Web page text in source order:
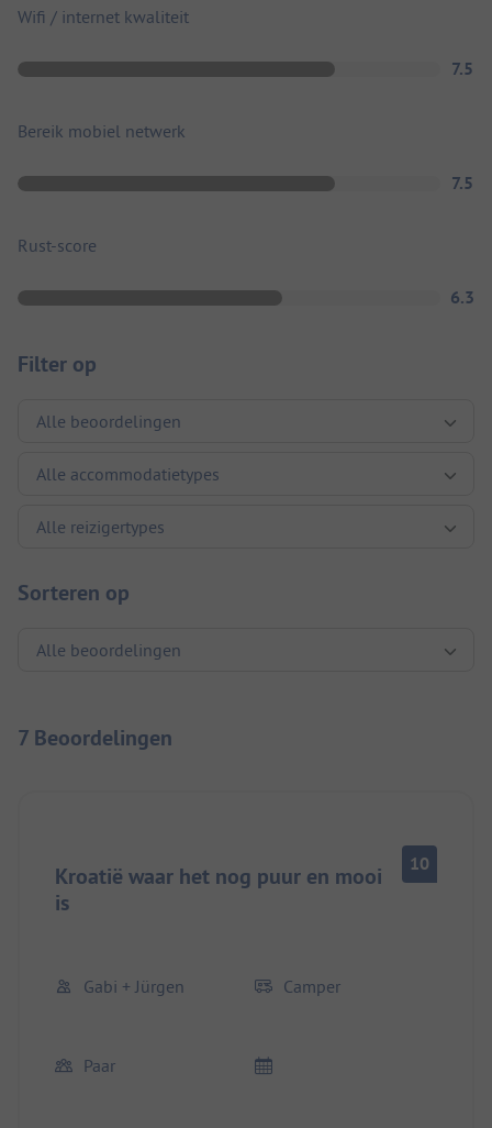
Wifi / internet kwaliteit
7.5
Bereik mobiel netwerk
7.5
Rust-score
6.3
Filter op
Sorteren op
7 Beoordelingen
Kroatië waar het nog puur en mooi
is
10
Gabi + Jürgen Camper
Paar